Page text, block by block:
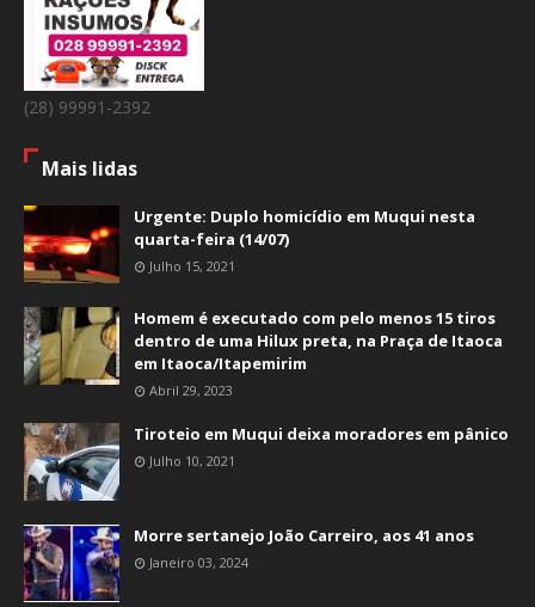
(28) 99991-2392
Mais lidas
Urgente: Duplo homicídio em Muqui nesta
quarta-feira (14/07)
Julho 15, 2021
Homem é executado com pelo menos 15 tiros
dentro de uma Hilux preta, na Praça de Itaoca
em Itaoca/Itapemirim
Abril 29, 2023
Tiroteio em Muqui deixa moradores em pânico
Julho 10, 2021
Morre sertanejo João Carreiro, aos 41 anos
Janeiro 03, 2024